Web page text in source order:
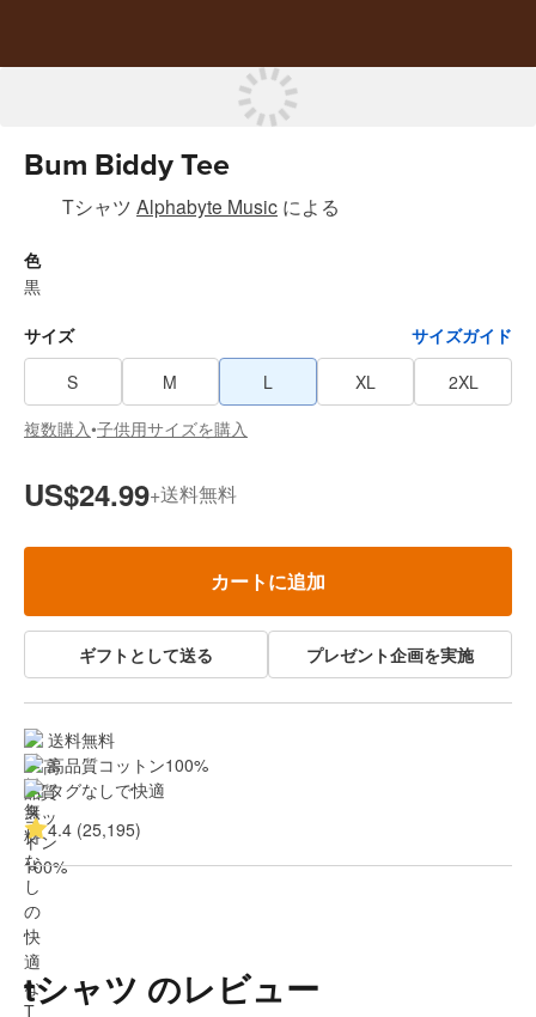
Bum Biddy Tee
Tシャツ Alphabyte Music による
色
黒
サイズ
サイズガイド
S
M L XL
2XL
複数購入•子供用サイズを購入
US$24.99+送料無料
カートに追加
ギフトとして送る プレゼント企画を実施
送料無料
高品質コットン100%
タグなしで快適
4.4 (25,195)
tシャツ のレビュー